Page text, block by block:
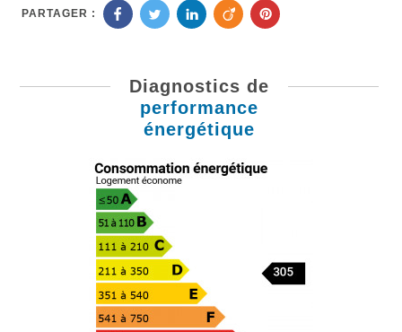
PARTAGER :
Diagnostics de
performance
énergétique